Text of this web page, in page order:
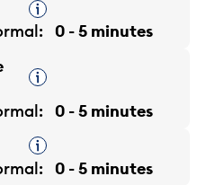
Infobulle
0 - 5 minutes
Infobulle
0 - 5 minutes
Infobulle
0 - 5 minutes